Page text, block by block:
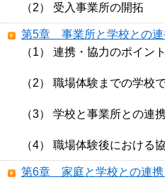
（2） 受入事業所の開拓
第5章 事業所と学校との連
（1） 連携・協力のポイント
（2） 職場体験までの学校
（3） 学校と事業所との連
（4） 職場体験後における
第6章 家庭と学校との連携